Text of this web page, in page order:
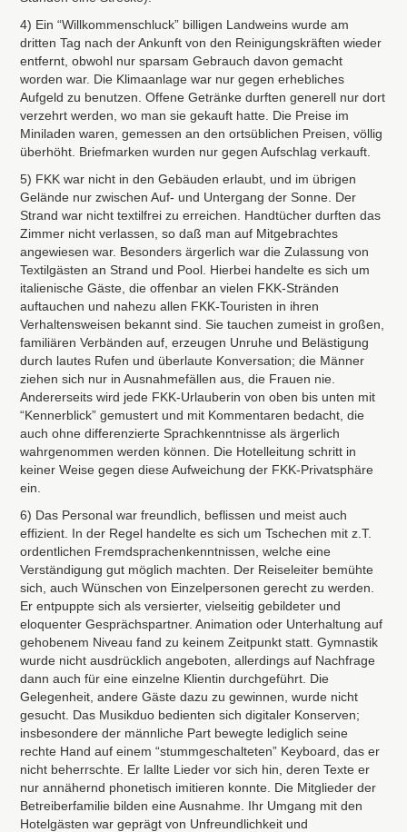
4) Ein “Willkommenschluck” billigen Landweins wurde am
dritten Tag nach der Ankunft von den Reinigungskräften wieder
entfernt, obwohl nur sparsam Gebrauch davon gemacht
worden war. Die Klimaanlage war nur gegen erhebliches
Aufgeld zu benutzen. Offene Getränke durften generell nur dort
verzehrt werden, wo man sie gekauft hatte. Die Preise im
Miniladen waren, gemessen an den ortsüblichen Preisen, völlig
überhöht. Briefmarken wurden nur gegen Aufschlag verkauft.
5) FKK war nicht in den Gebäuden erlaubt, und im übrigen
Gelände nur zwischen Auf- und Untergang der Sonne. Der
Strand war nicht textilfrei zu erreichen. Handtücher durften das
Zimmer nicht verlassen, so daß man auf Mitgebrachtes
angewiesen war. Besonders ärgerlich war die Zulassung von
Textilgästen an Strand und Pool. Hierbei handelte es sich um
italienische Gäste, die offenbar an vielen FKK-Stränden
auftauchen und nahezu allen FKK-Touristen in ihren
Verhaltensweisen bekannt sind. Sie tauchen zumeist in großen,
familiären Verbänden auf, erzeugen Unruhe und Belästigung
durch lautes Rufen und überlaute Konversation; die Männer
ziehen sich nur in Ausnahmefällen aus, die Frauen nie.
Andererseits wird jede FKK-Urlauberin von oben bis unten mit
“Kennerblick” gemustert und mit Kommentaren bedacht, die
auch ohne differenzierte Sprachkenntnisse als ärgerlich
wahrgenommen werden können. Die Hotelleitung schritt in
keiner Weise gegen diese Aufweichung der FKK-Privatsphäre
ein.
6) Das Personal war freundlich, beflissen und meist auch
effizient. In der Regel handelte es sich um Tschechen mit z.T.
ordentlichen Fremdsprachenkenntnissen, welche eine
Verständigung gut möglich machten. Der Reiseleiter bemühte
sich, auch Wünschen von Einzelpersonen gerecht zu werden.
Er entpuppte sich als versierter, vielseitig gebildeter und
eloquenter Gesprächspartner. Animation oder Unterhaltung auf
gehobenem Niveau fand zu keinem Zeitpunkt statt. Gymnastik
wurde nicht ausdrücklich angeboten, allerdings auf Nachfrage
dann auch für eine einzelne Klientin durchgeführt. Die
Gelegenheit, andere Gäste dazu zu gewinnen, wurde nicht
gesucht. Das Musikduo bedienten sich digitaler Konserven;
insbesondere der männliche Part bewegte lediglich seine
rechte Hand auf einem “stummgeschalteten” Keyboard, das er
nicht beherrschte. Er lallte Lieder vor sich hin, deren Texte er
nur annähernd phonetisch imitieren konnte. Die Mitglieder der
Betreiberfamilie bilden eine Ausnahme. Ihr Umgang mit den
Hotelgästen war geprägt von Unfreundlichkeit und